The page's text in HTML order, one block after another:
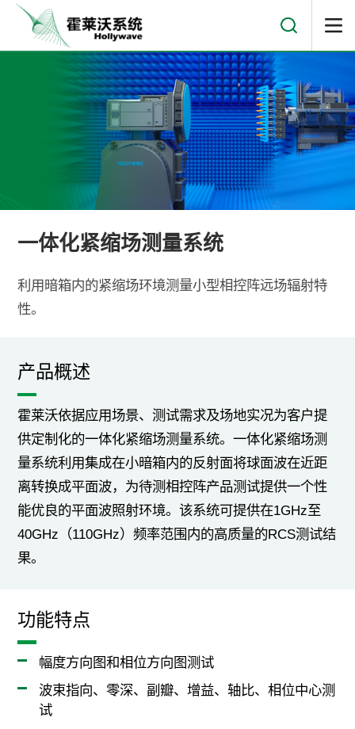
一体化紧缩场测量系统
利用暗箱内的紧缩场环境测量小型相控阵远场辐射特
性。
产品概述
霍莱沃依据应用场景、测试需求及场地实况为客户提
供定制化的一体化紧缩场测量系统。一体化紧缩场测
量系统利用集成在小暗箱内的反射面将球面波在近距
离转换成平面波，为待测相控阵产品测试提供一个性
能优良的平面波照射环境。该系统可提供在1GHz至
40GHz（110GHz）频率范围内的高质量的RCS测试结
果。
功能特点
幅度方向图和相位方向图测试
波束指向、零深、副瓣、增益、轴比、相位中心测
试